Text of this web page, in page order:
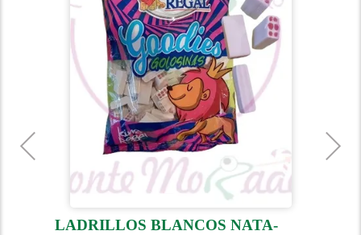
LADRILLOS BLANCOS NATA-